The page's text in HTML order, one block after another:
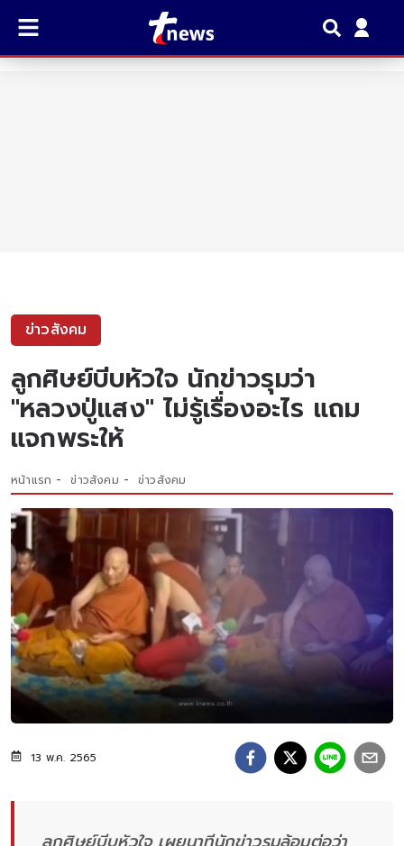
ข่าวสังคม
ลูกศิษย์บีบหัวใจ นักข่าวรุมว่า
"หลวงปู่แสง" ไม่รู้เรื่องอะไร แถม
แจกพระให้
หน้าแรก ข่าวสังคม ข่าวสังคม
13 พ.ค. 2565